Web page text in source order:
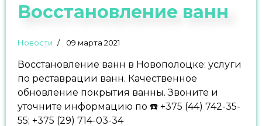
Восстановление ванн
Новости 09 марта 2021
Восстановление ванн в Новополоцке: услуги
по реставрации ванн. Качественное
обновление покрытия ванны. Звоните и
уточните информацию по ☎️ +375 (44) 742-35-
55; +375 (29) 714-03-34